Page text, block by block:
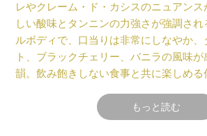
レやクレーム・ド・カシスのニュアンス
しい酸味とタンニンの力強さが強調され
ルボディで、口当りは非常にしなやか
ト、ブラックチェリー、バニラの風味
韻。飲み飽きしない食事と共に楽しめる
もっと読む